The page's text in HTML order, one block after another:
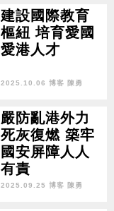
建設國際教育
樞紐 培育愛國
愛港人才
2025.10.06 博客 陳勇
嚴防亂港外力
死灰復燃 築牢
國安屏障人人
有責
2025.09.25 博客 陳勇